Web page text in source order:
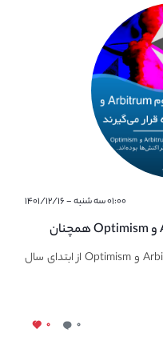
۰۱:۰۰ سه شنبه - ۱۴۰۱/۱۲/۱۶
پروتکل‌های لایه ۲ اتریوم Arbitrum و Optimism همچنان
پروتکل‌های لایه ۲ مبتنی بر اتریوم Arbitrum و Optimism از ابتدای سال
۰ ۰